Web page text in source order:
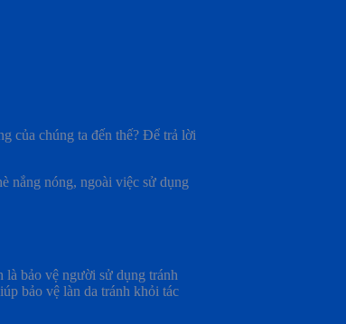
của chúng ta đến thế? Để trả lời
nắng nóng, ngoài việc sử dụng
bảo vệ người sử dụng tránh
bảo vệ làn da tránh khỏi tác